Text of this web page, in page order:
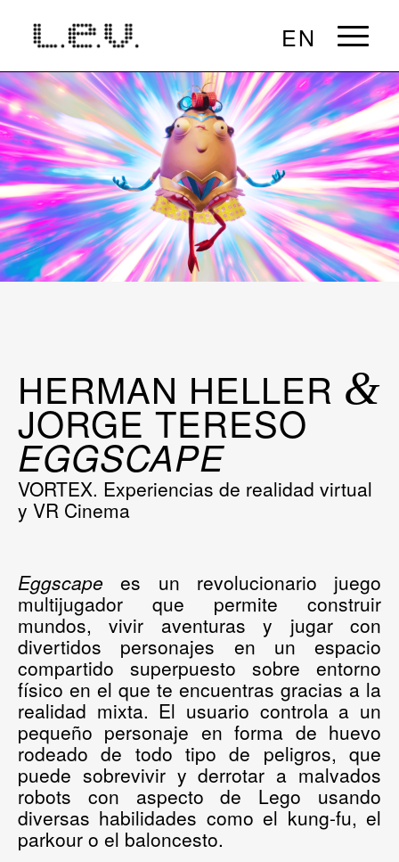
EN
HERMAN HELLER &
JORGE TERESO
EGGSCAPE
VORTEX. Experiencias de realidad virtual
y VR Cinema
Eggscape es un revolucionario juego
multijugador que permite construir
mundos, vivir aventuras y jugar con
divertidos personajes en un espacio
compartido superpuesto sobre entorno
físico en el que te encuentras gracias a la
realidad mixta. El usuario controla a un
pequeño personaje en forma de huevo
rodeado de todo tipo de peligros, que
puede sobrevivir y derrotar a malvados
robots con aspecto de Lego usando
diversas habilidades como el kung-fu, el
parkour o el baloncesto.